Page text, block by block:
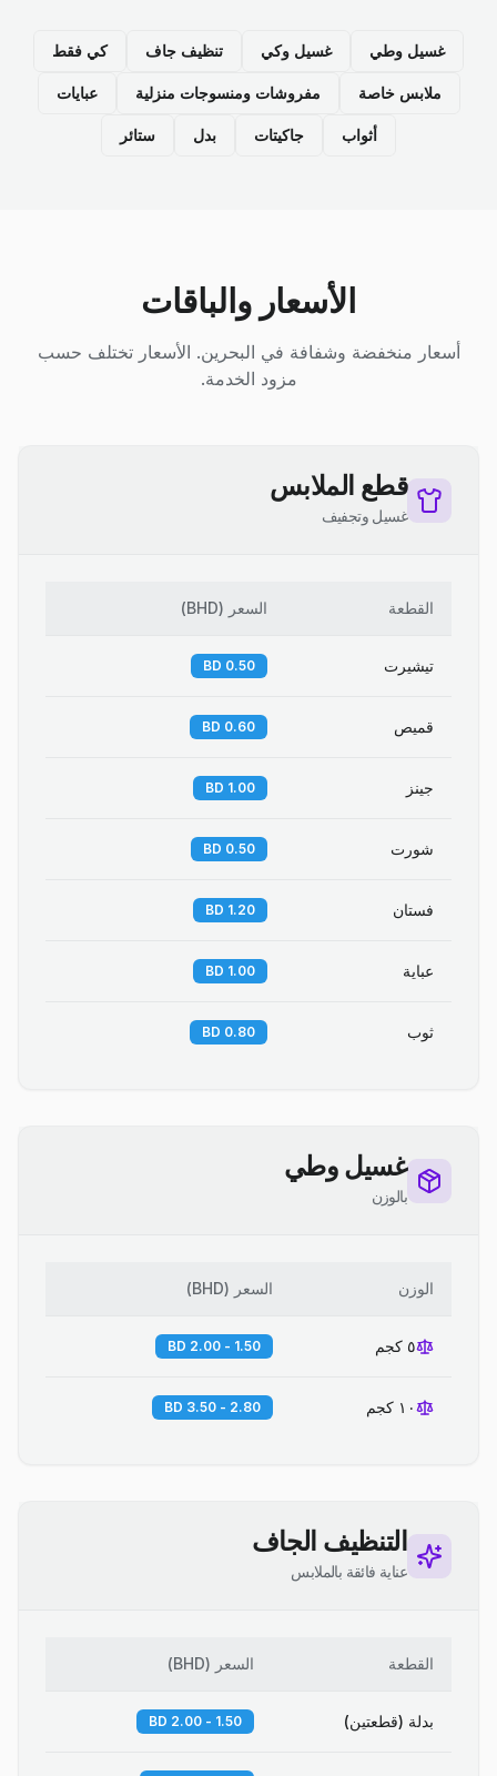
غسيل وطي غسيل وكي تنظيف جاف كي فقط
ملابس خاصة مفروشات ومنسوجات منزلية عبايات
أثواب جاكيتات بدل ستائر
الأسعار والباقات
أسعار منخفضة وشفافة في البحرين. الأسعار تختلف حسب
مزود الخدمة.
قطع الملابس
غسيل وتجفيف
القطعة السعر (
BHD
)
تيشيرت 0.50 BD
قميص 0.60 BD
جينز 1.00 BD
شورت 0.50 BD
فستان 1.20 BD
عباية 1.00 BD
ثوب 0.80 BD
غسيل وطي
بالوزن
الوزن السعر (
BHD
)
٥ كجم 1.50 - 2.00 BD
١٠ كجم 2.80 - 3.50 BD
التنظيف الجاف
عناية فائقة بالملابس
القطعة السعر (
BHD
)
بدلة (قطعتين) 1.50 - 2.00 BD